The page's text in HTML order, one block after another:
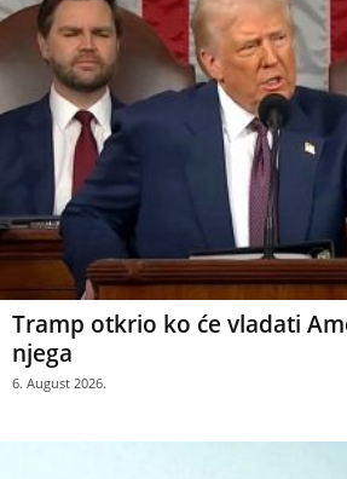
Tramp otkrio ko će vladati
njega
6. August 2026.